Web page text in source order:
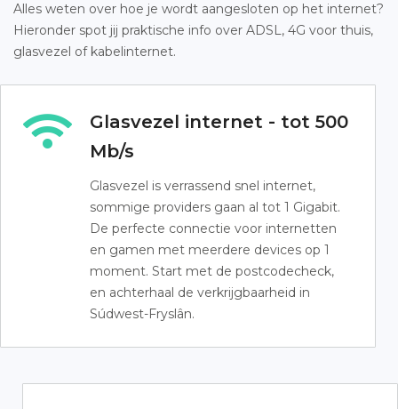
Alles weten over hoe je wordt aangesloten op het internet?
Hieronder spot jij praktische info over ADSL, 4G voor thuis,
glasvezel of kabelinternet.
Glasvezel internet - tot 500
Mb/s
Glasvezel is verrassend snel internet,
sommige providers gaan al tot 1 Gigabit.
De perfecte connectie voor internetten
en gamen met meerdere devices op 1
moment. Start met de postcodecheck,
en achterhaal de verkrijgbaarheid in
Súdwest-Fryslân.